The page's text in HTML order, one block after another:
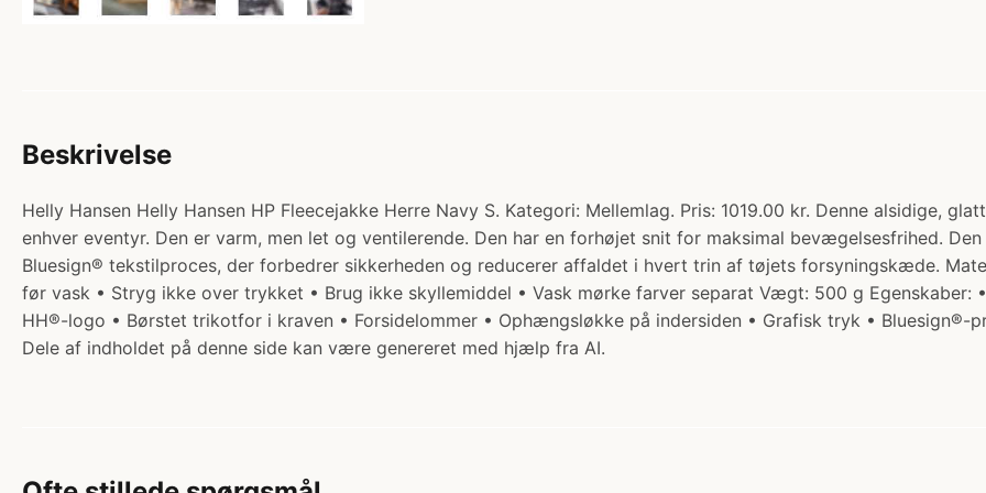
Beskrivelse
Helly Hansen Helly Hansen HP Fleecejakke Herre Navy S. Kategori: Mellemlag. Pris: 1019.00 kr. Denne alsidige,
enhver eventyr. Den er varm, men let og ventilerende. Den har en forhøjet snit for maksimal bevægelsesfrihed.
Bluesign® tekstilproces, der forbedrer sikkerheden og reducerer affaldet i hvert trin af tøjets forsyningskæde.
før vask • Stryg ikke over trykket • Brug ikke skyllemiddel • Vask mørke farver separat Vægt: 500 g Egenskaber:
HH®-logo • Børstet trikotfor i kraven • Forsidelommer • Ophængsløkke på indersiden • Grafisk tryk • Bluesign®-
Dele af indholdet på denne side kan være genereret med hjælp fra AI.